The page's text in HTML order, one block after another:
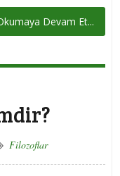
Devam Et...
Filozoflar